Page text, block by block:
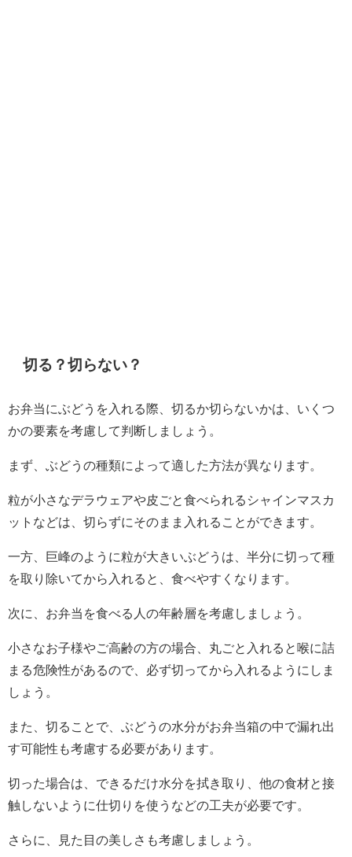
切る？切らない？
お弁当にぶどうを入れる際、切るか切らないかは、いくつ
かの要素を考慮して判断しましょう。
まず、ぶどうの種類によって適した方法が異なります。
粒が小さなデラウェアや皮ごと食べられるシャインマスカ
ットなどは、切らずにそのまま入れることができます。
一方、巨峰のように粒が大きいぶどうは、半分に切って種
を取り除いてから入れると、食べやすくなります。
次に、お弁当を食べる人の年齢層を考慮しましょう。
小さなお子様やご高齢の方の場合、丸ごと入れると喉に詰
まる危険性があるので、必ず切ってから入れるようにしま
しょう。
また、切ることで、ぶどうの水分がお弁当箱の中で漏れ出
す可能性も考慮する必要があります。
切った場合は、できるだけ水分を拭き取り、他の食材と接
触しないように仕切りを使うなどの工夫が必要です。
さらに、見た目の美しさも考慮しましょう。